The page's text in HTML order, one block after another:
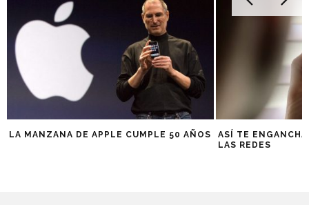
LA MANZANA DE APPLE CUMPLE 50 AÑOS
ASÍ TE
LAS REDES